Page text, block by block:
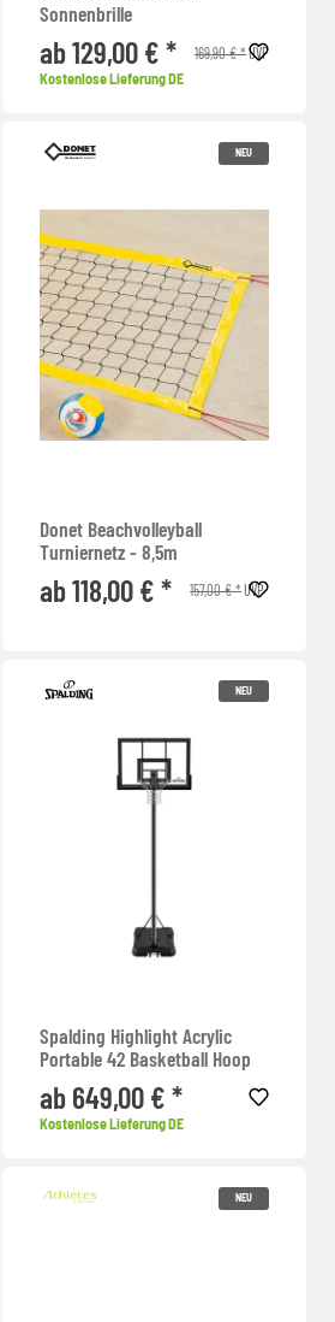
Sonnenbrille
ab 129,00 € * 169,90 € *UVP
Kostenlose Lieferung DE
NEU
Donet Beachvolleyball
Turniernetz - 8,5m
ab 118,00 € * 157,00 € *UVP
NEU
Spalding Highlight Acrylic
Portable 42 Basketball Hoop
ab 649,00 € *
Kostenlose Lieferung DE
NEU